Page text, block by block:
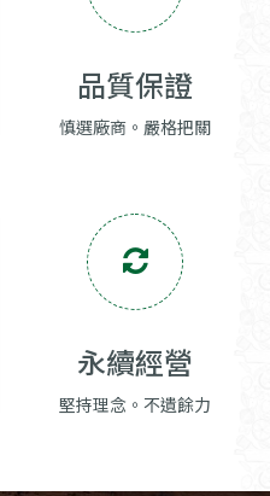
品質保證
慎選廠商。嚴格把關
永續經營
堅持理念。不遺餘力